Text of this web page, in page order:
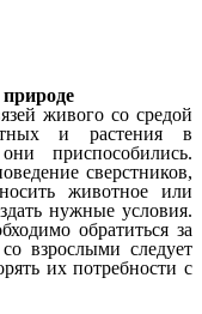
живого со средой
и растения в
приспособились.
сверстников,
животное или
нужные условия.
обратиться за
взрослыми следует
их потребности с